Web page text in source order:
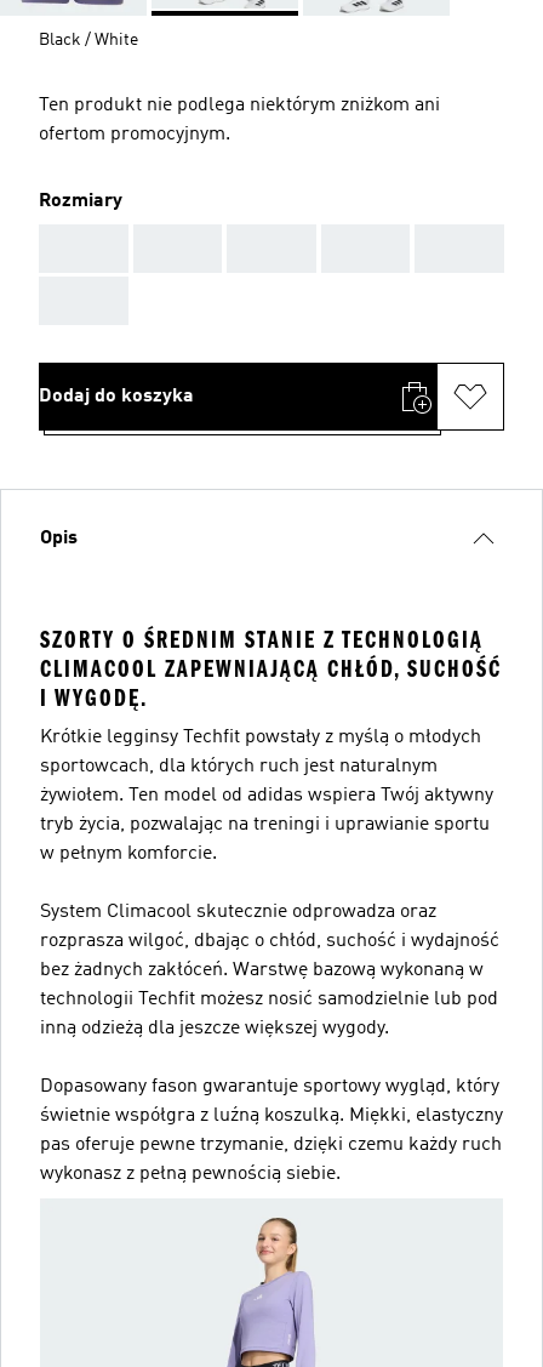
Black / White
Ten produkt nie podlega niektórym zniżkom ani
ofertom promocyjnym.
Rozmiary
Dodaj do koszyka
Opis
SZORTY O ŚREDNIM STANIE Z TECHNOLOGIĄ
CLIMACOOL ZAPEWNIAJĄCĄ CHŁÓD, SUCHOŚĆ
I WYGODĘ.
Krótkie legginsy Techfit powstały z myślą o młodych
sportowcach, dla których ruch jest naturalnym
żywiołem. Ten model od adidas wspiera Twój aktywny
tryb życia, pozwalając na treningi i uprawianie sportu
w pełnym komforcie.
System Climacool skutecznie odprowadza oraz
rozprasza wilgoć, dbając o chłód, suchość i wydajność
bez żadnych zakłóceń. Warstwę bazową wykonaną w
technologii Techfit możesz nosić samodzielnie lub pod
inną odzieżą dla jeszcze większej wygody.
Dopasowany fason gwarantuje sportowy wygląd, który
świetnie współgra z luźną koszulką. Miękki, elastyczny
pas oferuje pewne trzymanie, dzięki czemu każdy ruch
wykonasz z pełną pewnością siebie.